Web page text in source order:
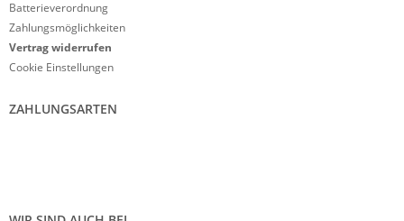
Batterieverordnung
Zahlungsmöglichkeiten
Vertrag widerrufen
Cookie Einstellungen
ZAHLUNGSARTEN